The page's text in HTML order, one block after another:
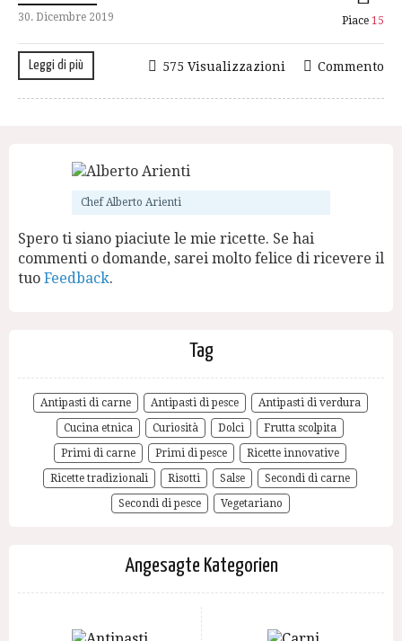
30. Dicembre 2019 Piace 15
Leggi di più Commento
575 Visualizzazioni
Chef Alberto Arienti
Spero ti siano piaciute le mie ricette. Se hai
commenti o domande, sarei molto felice di ricevere il
tuo Feedback.
Tag
Antipasti di carne Antipasti di pesce
Antipasti di verdura
Cucina etnica
Curiosità Dolci
Frutta scolpita
Primi di carne
Primi di pesce
Ricette innovative
Ricette tradizionali
Risotti Salse
Secondi di carne
Secondi di pesce
Vegetariano
Angesagte Kategorien